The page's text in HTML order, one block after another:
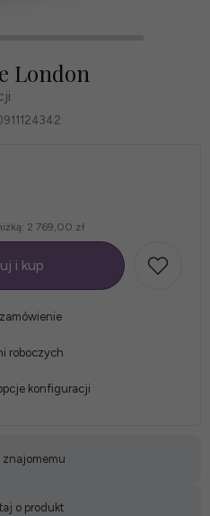
London
2 769,00 zł
i kup
roboczych
konfiguracji
znajomemu
o produkt